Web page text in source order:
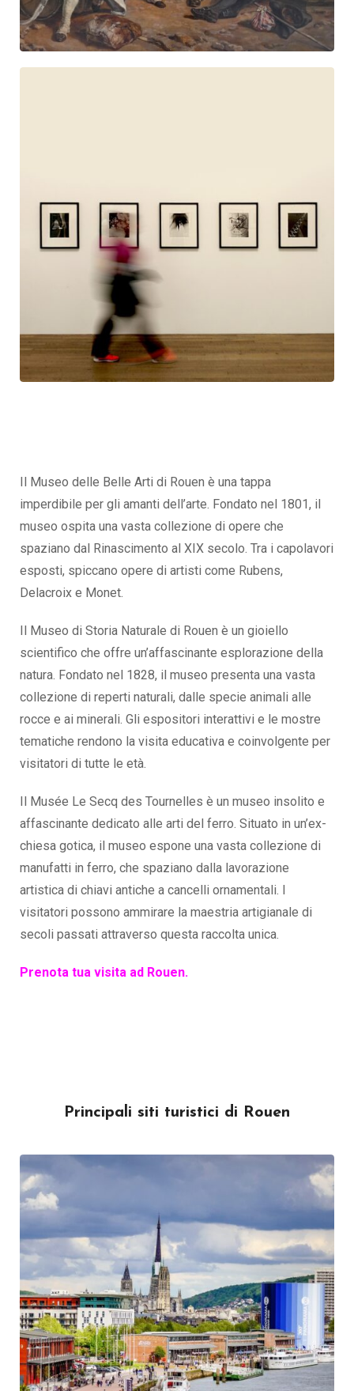
Il Museo delle Belle Arti di Rouen è una tappa
imperdibile per gli amanti dell’arte. Fondato nel 1801, il
museo ospita una vasta collezione di opere che
spaziano dal Rinascimento al XIX secolo. Tra i capolavori
esposti, spiccano opere di artisti come Rubens,
Delacroix e Monet.
Il Museo di Storia Naturale di Rouen è un gioiello
scientifico che offre un’affascinante esplorazione della
natura. Fondato nel 1828, il museo presenta una vasta
collezione di reperti naturali, dalle specie animali alle
rocce e ai minerali. Gli espositori interattivi e le mostre
tematiche rendono la visita educativa e coinvolgente per
visitatori di tutte le età.
Il Musée Le Secq des Tournelles è un museo insolito e
affascinante dedicato alle arti del ferro. Situato in un’ex-
chiesa gotica, il museo espone una vasta collezione di
manufatti in ferro, che spaziano dalla lavorazione
artistica di chiavi antiche a cancelli ornamentali. I
visitatori possono ammirare la maestria artigianale di
secoli passati attraverso questa raccolta unica.
Prenota tua visita ad Rouen.
Principali siti turistici di Rouen